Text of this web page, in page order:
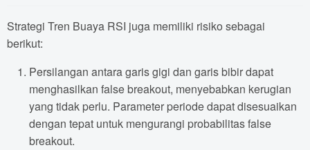
Strategi Tren Buaya RSI juga memiliki risiko sebagai
berikut:
Persilangan antara garis gigi dan garis bibir dapat
menghasilkan false breakout, menyebabkan kerugian
yang tidak perlu. Parameter periode dapat disesuaikan
dengan tepat untuk mengurangi probabilitas false
breakout.